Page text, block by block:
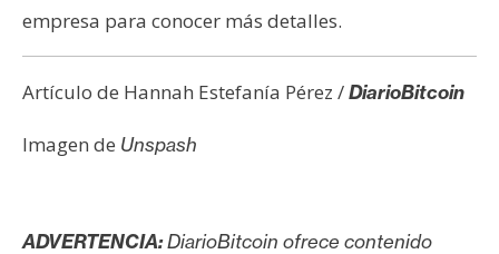
empresa para conocer más detalles.
Artículo de Hannah Estefanía Pérez /DiarioBitcoin
Imagen de Unspash
ADVERTENCIA:DiarioBitcoin ofrece contenido